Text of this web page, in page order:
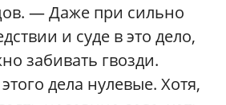
— Даже при сильно
и суде в это дело,
забивать гвозди.
дела нулевые. Хотя,